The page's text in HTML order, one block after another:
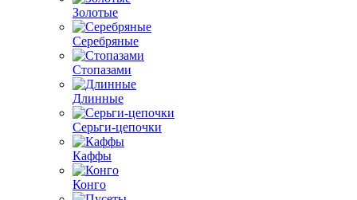
Золотые
Серебряные
Стопазами
Длинные
Серьги-цепочки
Каффы
Конго